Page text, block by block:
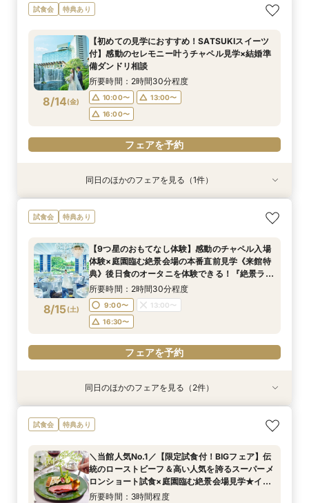
8/13(木)
【1万坪の日本庭園】本格神殿＆庭園臨む絶景会
場×パティスリーSATSUKIスイーツが愉しめる
所要時間：2時間程度
10:00〜
16:00〜
フェアを予約
試食会 特典あり
8/14(金)
【初めての見学におすすめ！SATSUKIスイーツ
付】感動のセレモニー叶うチャペル見学×結婚準
備ダンドリ相談
所要時間：2時間30分程度
10:00〜
13:00〜
16:00〜
フェアを予約
特典あり
8/14(金)
【美しき日本の結婚式】本格神殿＆1万坪の庭園
臨む絶景会場×パティスリーSATSUKIスイーツ体
所要時間：2時間程度
10:00〜
13:00〜
16:00〜
フェアを予約
同日のほかのフェアを見る（1件）
試食会 特典あり
8/15(土)
【9つ星のおもてなし体験】感動のチャペル入場
体験×庭園臨む絶景会場の本番直前見学《来館特
典》後日食のオータニを体験できる！『絶景ラン
チビュッフェ』ご招待
所要時間：2時間30分程度
9:00〜
13:00〜
16:30〜
フェアを予約
特典あり
8/15(土)
【2〜3件目見学におすすめ】見積り×おもてなし
徹底比較×絶景ランチビュッフェ券付！ホテル婚
本命会場を見極めたい方におすすめ
所要時間：2時間30分程度
9:00〜
13:00〜
16:30〜
特典あり
8/15(土)
【1万坪の日本庭園】本格神殿・庭見え会場見学
×『絶景ビュッフェ』ご招待＆フェア成約特典付
9:00〜
13:00〜
16:30〜
同日のほかのフェアを見る（2件）
試食会 特典あり
＼当館人気No.1／【限定試食付！BIGフェア】伝
統のローストビーフ＆高い人気を誇るスーパーメ
ロンショート試食×庭園臨む絶景会場見学★イ
メージ膨らむチャペル入場体験もご用意！
所要時間：3時間程度